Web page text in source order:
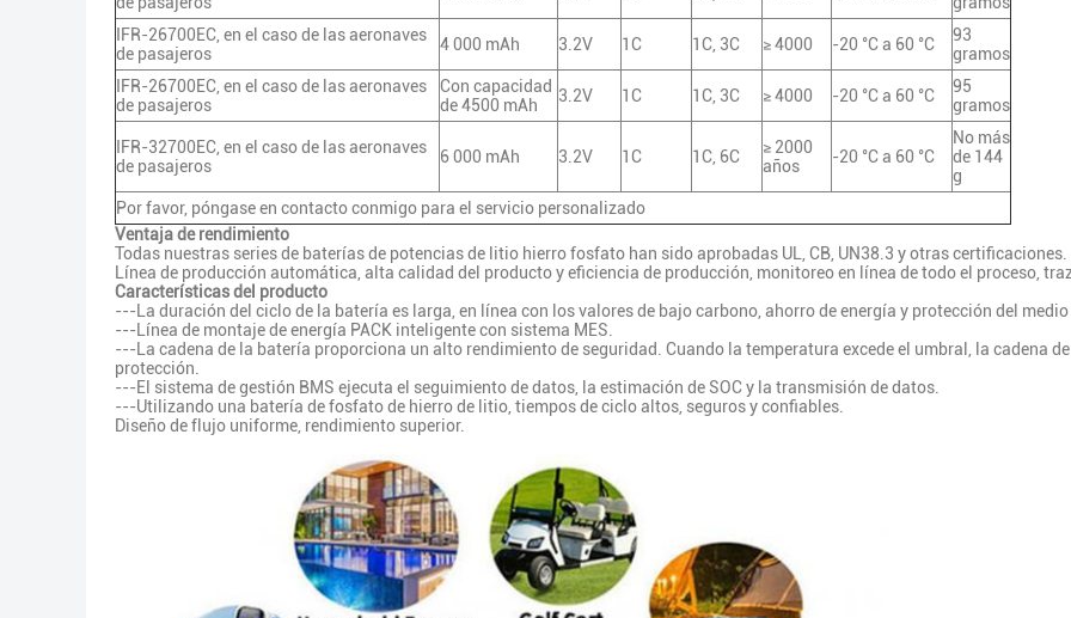
IFR-26700EC, en el caso de las aeronaves
de pasajeros
4 000 mAh 3.2V 1C 1C, 3C ≥ 4000 -20 °C a 60 °C
93
gramos
IFR-26700EC, en el caso de las aeronaves
de pasajeros
Con capacidad
de 4500 mAh
3.2V 1C 1C, 3C ≥ 4000 -20 °C a 60 °C
95
gramos
IFR-32700EC, en el caso de las aeronaves
de pasajeros
6 000 mAh 3.2V 1C 1C, 6C
≥ 2000
años
-20 °C a 60 °C
No más
de 144
g
Por favor, póngase en contacto conmigo para el servicio personalizado
Ventaja de rendimiento
Todas nuestras series de baterías de potencias de litio hierro fosfato han sido aprobadas UL, CB, UN38.3 y otras certificaciones.
Línea de producción automática, alta calidad del producto y eficiencia de producción, monitoreo en línea de todo el proceso,
Características del producto
---La duración del ciclo de la batería es larga, en línea con los valores de bajo carbono, ahorro de energía y protección del medio
---Línea de montaje de energía PACK inteligente con sistema MES.
---La cadena de la batería proporciona un alto rendimiento de seguridad. Cuando la temperatura excede el umbral, la cadena
protección.
---El sistema de gestión BMS ejecuta el seguimiento de datos, la estimación de SOC y la transmisión de datos.
---Utilizando una batería de fosfato de hierro de litio, tiempos de ciclo altos, seguros y confiables.
Diseño de flujo uniforme, rendimiento superior.